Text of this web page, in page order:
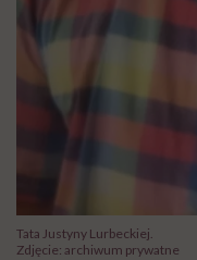
Tata Justyny Lurbeckiej.
Zdjęcie: archiwum prywatne